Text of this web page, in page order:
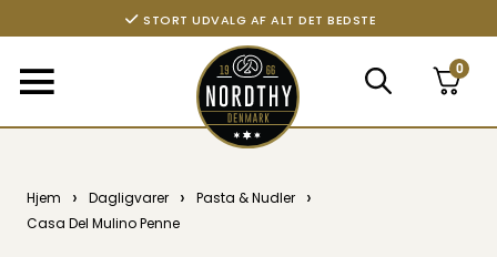
STORT UDVALG AF ALT DET BEDSTE
0
Hjem › Dagligvarer › Pasta & Nudler ›
Casa Del Mulino Penne